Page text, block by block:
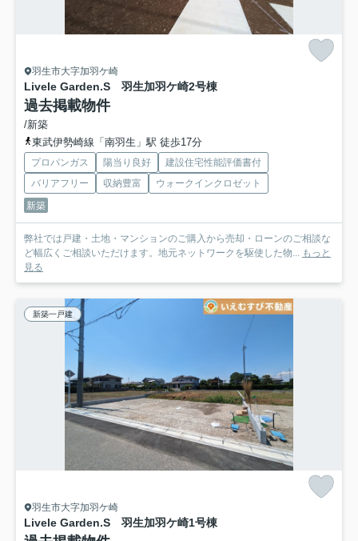
羽生市大字加羽ケ崎
Livele Garden.S 羽生加羽ケ崎2号棟
過去掲載物件
/新築
東武伊勢崎線「南羽生」駅 徒歩17分
プロパンガス 陽当り良好
建設住宅性能評価書付
バリアフリー
収納豊富
ウォークインクロゼット
新築
弊社では戸建・土地・マンションのご購入から売却・ローンのご相談な
ど幅広くご相談いただけます。地元ネットワークを駆使した物... もっと
見る
新築一戸建
羽生市大字加羽ケ崎
Livele Garden.S 羽生加羽ケ崎1号棟